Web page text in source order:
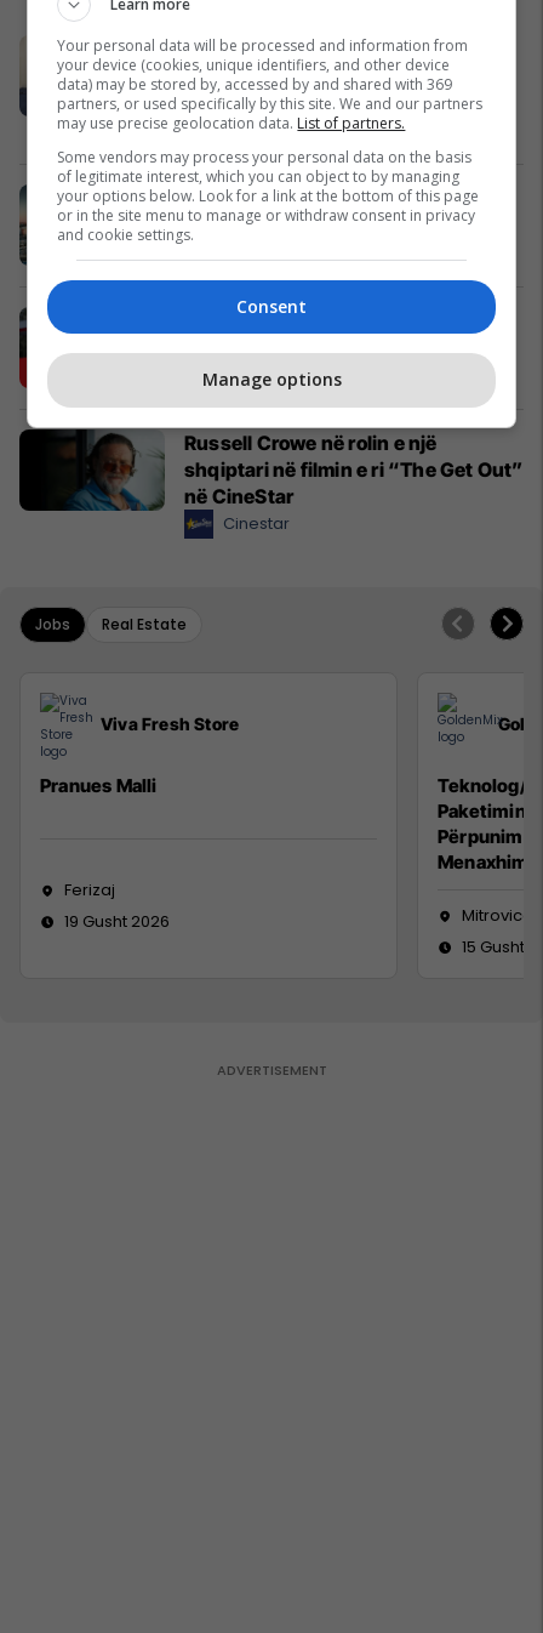
Nga UBT në skenën botërore të
robotikës: Kosova drejt Koresë së
Jugut
UBT
Zgjidhni PrishtinaTicket për
udhëtimin tuaj drejt Hamburgut
Karburant cilësor dhe shumë më
tepër!
Petrol Company
Russell Crowe në rolin e një
shqiptari në filmin e ri “The Get Out”
në CineStar
Cinestar
Jobs Real Estate
Viva Fresh Store
Pranues Malli
Ferizaj
19 Gusht 2026
Teknolog/e
Paketimin
Mitrovicë
15 Gusht
Your personal data will be processed and information from
your device (cookies, unique identifiers, and other device
data) may be stored by, accessed by and shared with 369
partners, or used specifically by this site. We and our partners
may use precise geolocation data. List of partners.
Some vendors may process your personal data on the basis
of legitimate interest, which you can object to by managing
your options below. Look for a link at the bottom of this page
or in the site menu to manage or withdraw consent in privacy
and cookie settings.
Consent
Manage options